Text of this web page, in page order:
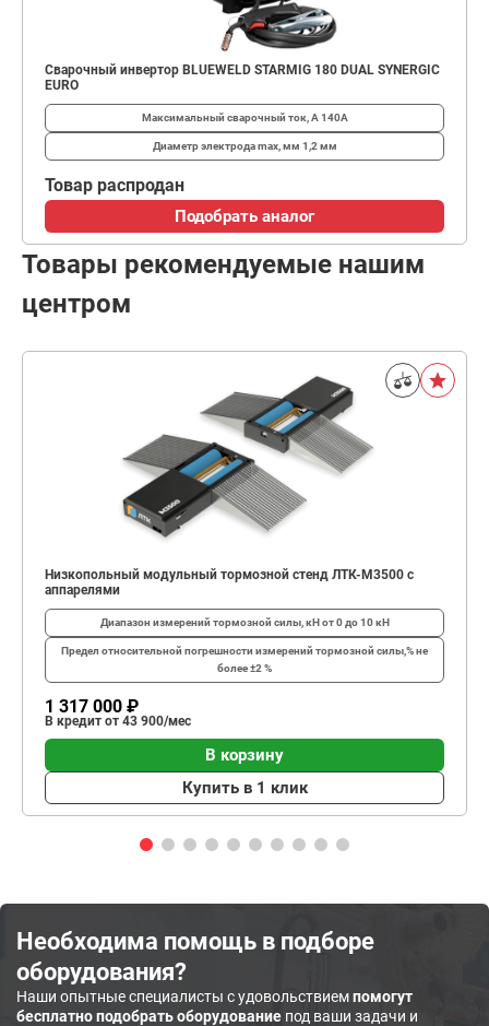
Сварочный инвертор BLUEWELD STARMIG 180 DUAL SYNERGIC
EURO
Максимальный сварочный ток, А 140А
Диаметр электрода max, мм 1,2 мм
Товар распродан
Подобрать аналог
Товары рекомендуемые нашим
центром
Низкопольный модульный тормозной стенд ЛТК-М3500 с
аппарелями
Диапазон измерений тормозной силы, кНот 0 до 10 кН
Предел относительной погрешности измерений тормозной силы,%не
более ±2 %
1 317 000 ₽
В кредит от 43 900/мес
В корзину
Купить в 1 клик
Необходима помощь в подборе
оборудования?
Наши опытные специалисты с удовольствиемпомогут
бесплатно подобрать оборудование под ваши задачи и